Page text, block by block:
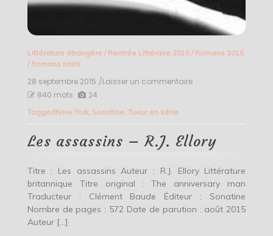
Littérature étrangère/ Rentrée Littéraire 2015/ Romans 2015
/ Romans noirs
28 septembre 2015 /Laisser un commentaireon
Ellory
840 mots 24
TaggedNew York, Sonatine, Tueur en série
Les assassins – R.J. Ellory
Titre : Les assassins Auteur : R.J. Ellory Littérature
britannique Titre original : The anniversary man
Traducteur : Clément Baude Éditeur : Sonatine
Nombre de pages : 572 Date de parution : août 2015
Auteur […]